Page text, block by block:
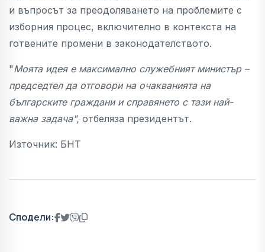
и въпросът за преодоляването на проблемите с
изборния процес, включително в контекста на
готвените промени в законодателството.
"Моята идея е максимално служебният министър –
председтел да отговори на очакванията на
българските граждани и справянето с тази най-
важна задача", отбеляза президентът.
Източник: БНТ
Сподели: